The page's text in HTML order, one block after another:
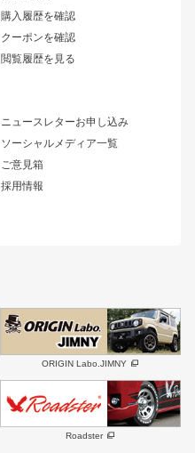
購入履歴を確認
クーポンを確認
閲覧履歴を見る
ニュースレターお申し込み
ソーシャルメディア一覧
ご意見箱
採用情報
ワンビア
ローレル
セフィーロ
キャラバン
三菱
デリカ D:5
汎用
まつど家 鉄漢
リアゲート
メンテナンスパーツ
DAYTONA-RS NEO
ORIGIN Labo.JIMNY
Roadster